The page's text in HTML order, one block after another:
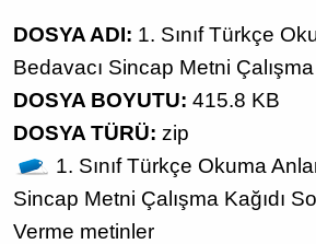
DOSYA ADI: 1. Sınıf Türkçe
Bedavacı Sincap Metni Çalışma
DOSYA BOYUTU: 415.8 KB
DOSYA TÜRÜ: zip
1. Sınıf Türkçe Okuma
Sincap Metni Çalışma Kağıdı
Verme metinler